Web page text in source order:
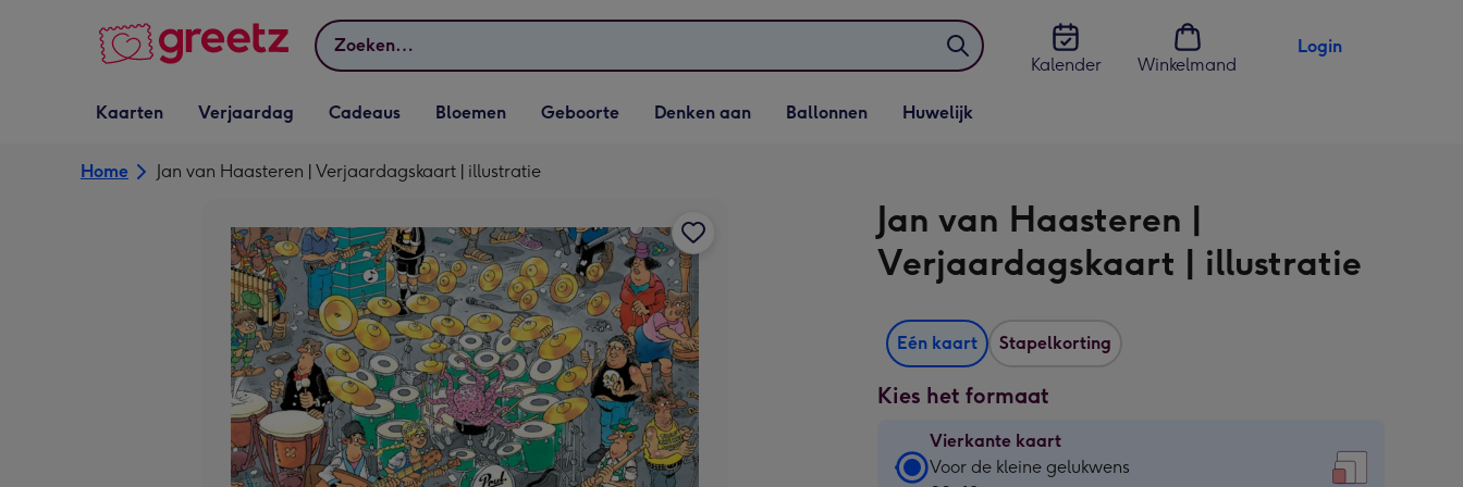
Zoeken
Kalender
Winkelmand
Login
Vervolgkeuzelijst
Kaarten openen
Kaarten
Vervolgkeuzelijst
Verjaardag openen
Verjaardag
Vervolgkeuzelijst
Cadeaus openen
Cadeaus
Vervolgkeuzelijst
Bloemen openen
Bloemen
Vervolgkeuzelijst
Geboorte openen
Geboorte
Vervolgkeuzelijst
Denken aan openen
Denken aan
Vervolgkeuzelijst
Ballonnen openen
Ballonnen
Vervolgkeuzelijst
Huwelijk openen
Huwelijk
Home Jan van Haasteren | Verjaardagskaart | illustratie
Jan van Haasteren |
Verjaardagskaart | illustratie
Eén kaart Stapelkorting
Kies het formaat
Vierkante kaart
Vierkante
Voor de kleine gelukwens